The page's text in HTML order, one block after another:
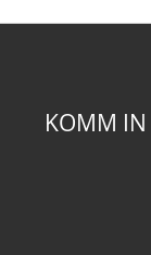
KOMM IN